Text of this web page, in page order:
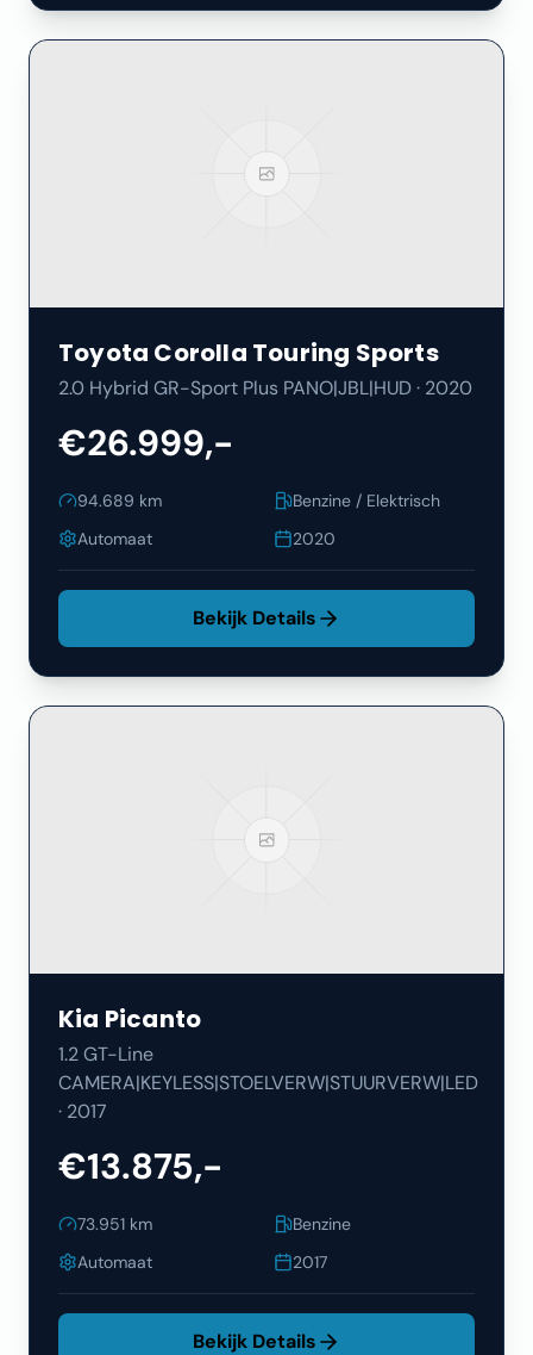
Toyota Corolla Touring Sports
2.0 Hybrid GR-Sport Plus PANO|JBL|HUD· 2020
€26.999,-
94.689 km
Benzine / Elektrisch
Automaat
2020
Bekijk Details
Kia Picanto
1.2 GT-Line
CAMERA|KEYLESS|STOELVERW|STUURVERW|LED
· 2017
€13.875,-
73.951 km
Benzine
Automaat
2017
Bekijk Details